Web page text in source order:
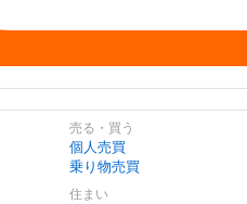
売る・買う
個人売買
乗り物売買
住まい